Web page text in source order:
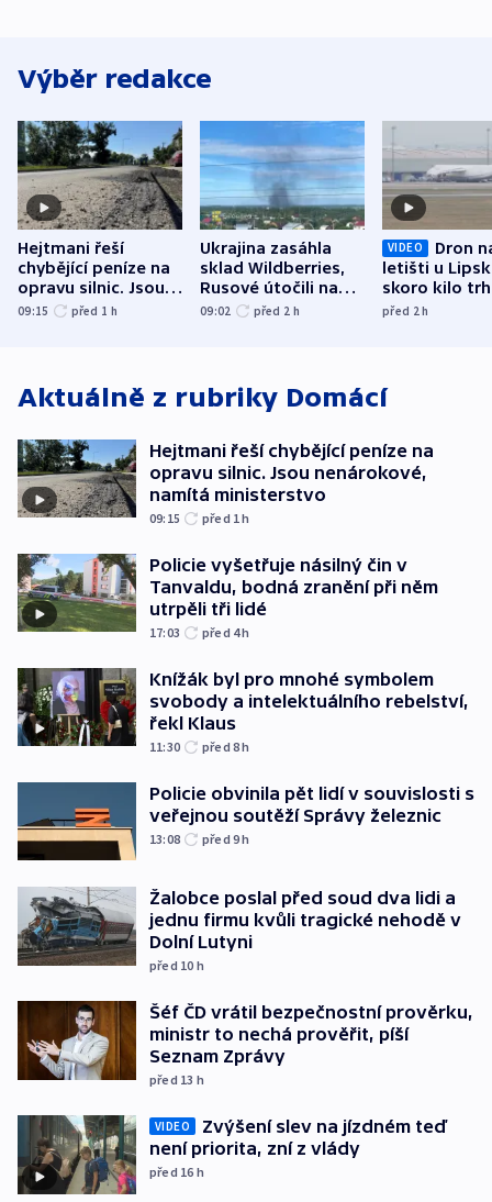
Výběr redakce
Hejtmani řeší
chybějící peníze na
opravu silnic. Jsou
nenárokové, namítá
09:15 před 1 h
Ukrajina zasáhla
sklad Wildberries,
Rusové útočili na
trh, hasiče či
09:02 před 2 h
VIDEO
Dron
letišti u
skoro kilo
indicie
před 2h
Aktuálně z rubriky Domácí
Hejtmani řeší chybějící peníze na
opravu silnic. Jsou nenárokové,
namítá ministerstvo
09:15 před 1h
Policie vyšetřuje násilný čin v
Tanvaldu, bodná zranění při něm
utrpěli tři lidé
17:03 před 4h
Knížák byl pro mnohé symbolem
svobody a intelektuálního rebelství,
řekl Klaus
11:30 před 8h
Policie obvinila pět lidí v souvislosti s
veřejnou soutěží Správy železnic
13:08 před 9h
Žalobce poslal před soud dva lidi a
jednu firmu kvůli tragické nehodě v
Dolní Lutyni
před 10 h
Šéf ČD vrátil bezpečnostní prověrku,
ministr to nechá prověřit, píší
Seznam Zprávy
před 13 h
VIDEO
Zvýšení slev na jízdném teď
není priorita, zní z vlády
před 16 h